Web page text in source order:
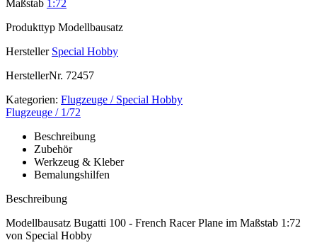
Maßstab 1:72
Produkttyp Modellbausatz
Hersteller Special Hobby
HerstellerNr. 72457
Kategorien: Flugzeuge / Special Hobby
Flugzeuge / 1/72
Beschreibung
Zubehör
Werkzeug & Kleber
Bemalungshilfen
Beschreibung
Modellbausatz Bugatti 100 - French Racer Plane im Maßstab 1:72
von Special Hobby